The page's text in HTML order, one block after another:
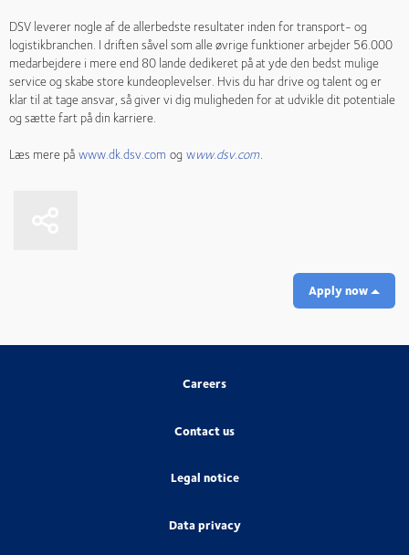
DSV leverer nogle af de allerbedste resultater inden for transport- og
logistikbranchen. I driften såvel som alle øvrige funktioner arbejder 56.000
medarbejdere i mere end 80 lande dedikeret på at yde den bedst mulige
service og skabe store kundeoplevelser. Hvis du har drive og talent og er
klar til at tage ansvar, så giver vi dig muligheden for at udvikle dit potentiale
og sætte fart på din karriere.
Læs mere påwww.dk.dsv.com og www.dsv.com.
Apply now
Careers
Contact us
Legal notice
Data privacy